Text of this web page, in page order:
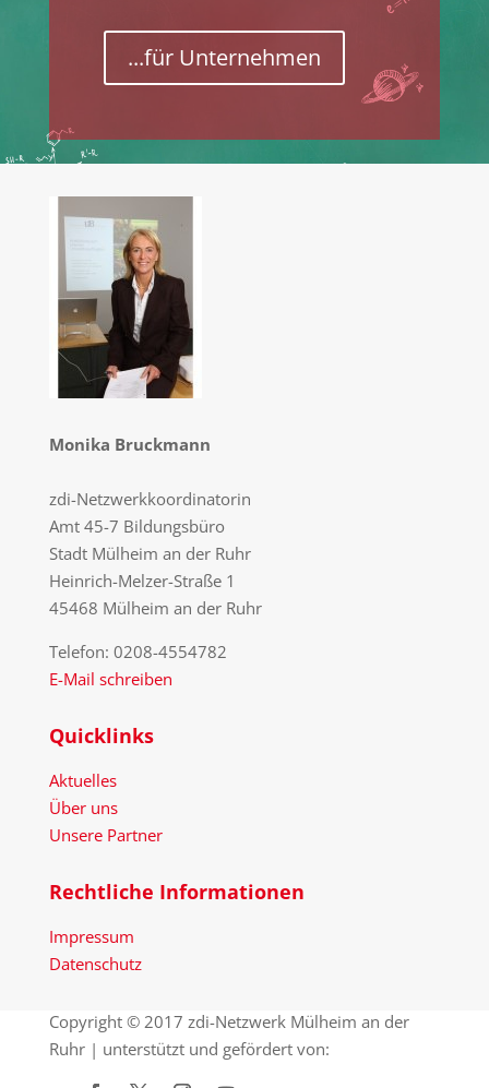
...für Unternehmen
Monika Bruckmann
zdi-Netzwerkkoordinatorin
Amt 45-7 Bildungsbüro
Stadt Mülheim an der Ruhr
Heinrich-Melzer-Straße 1
45468 Mülheim an der Ruhr
Telefon: 0208-4554782
E-Mail schreiben
Quicklinks
Aktuelles
Über uns
Unsere Partner
Rechtliche Informationen
Impressum
Datenschutz
Copyright © 2017 zdi-Netzwerk Mülheim an der
Ruhr | unterstützt und gefördert von: